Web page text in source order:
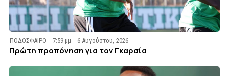
ΠΟΔΟΣΦΑΙΡΟ 7:59 μμ 6 Αυγούστου, 2026
Πρώτη προπόνηση για τον Γκαρσία